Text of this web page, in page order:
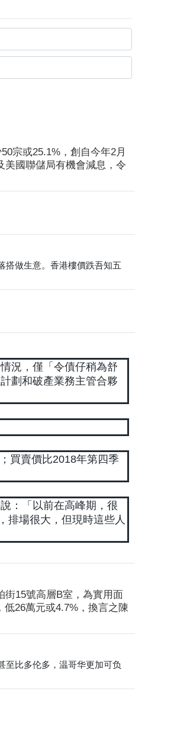
宗或25.1%，創自今年2月
美國聯儲局有機會減息，令
搭做生意。香港樓價跌吾知五
況，僅「令債仔稍為舒
劃和破產業務主管合夥
買賣價比2018年第四季
：「以前在高峰期，很
排場很大，但現時這些人
街15號高層B室，為實用面
26萬元或4.7%，換言之陳
比多伦多，温哥华更加可负